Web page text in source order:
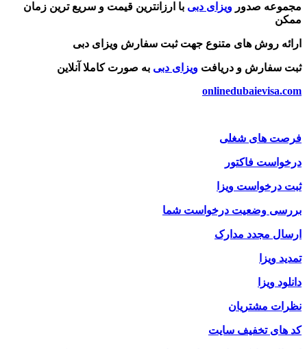
مجموعه صدور ویزای دبی با ارزانترین قیمت و سریع ترین زمان
ممکن
ارائه روش های متنوع جهت ثبت سفارش ویزای دبی
ثبت سفارش و دریافت ویزای دبی به صورت کاملا آنلاین
onlinedubaievisa.com
فرصت های شغلی
درخواست فاکتور
ثبت درخواست ویزا
بررسی وضعیت درخواست شما
ارسال مجدد مدارک
تمدید ویزا
دانلود ویزا
نظرات مشتریان
کد های تخفیف سایت